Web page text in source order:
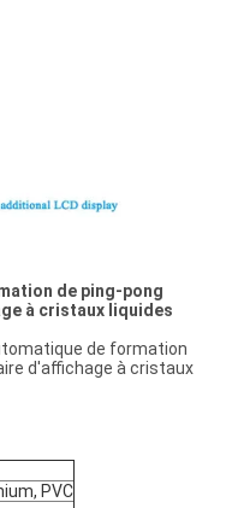
de ping-pong
à cristaux liquides
de formation
d'affichage à cristaux
PVC